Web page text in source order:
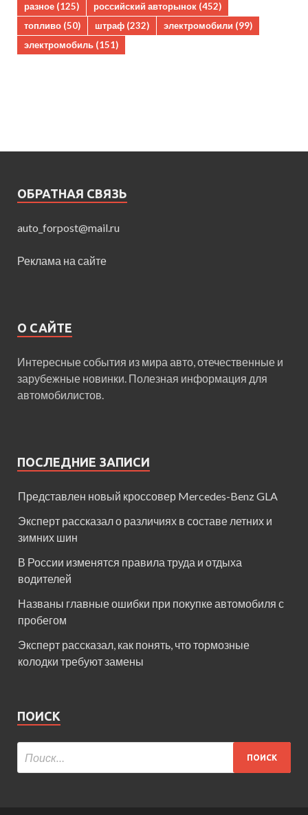
разное (125) российский авторынок (452)
топливо (50) штраф (232) электромобили (99)
электромобиль (151)
ОБРАТНАЯ СВЯЗЬ
auto_forpost@mail.ru
Реклама на сайте
О САЙТЕ
Интересные события из мира авто, отечественные и
зарубежные новинки. Полезная информация для
автомобилистов.
ПОСЛЕДНИЕ ЗАПИСИ
Представлен новый кроссовер Mercedes-Benz GLA
Эксперт рассказал о различиях в составе летних и
зимних шин
В России изменятся правила труда и отдыха
водителей
Названы главные ошибки при покупке автомобиля с
пробегом
Эксперт рассказал, как понять, что тормозные
колодки требуют замены
ПОИСК